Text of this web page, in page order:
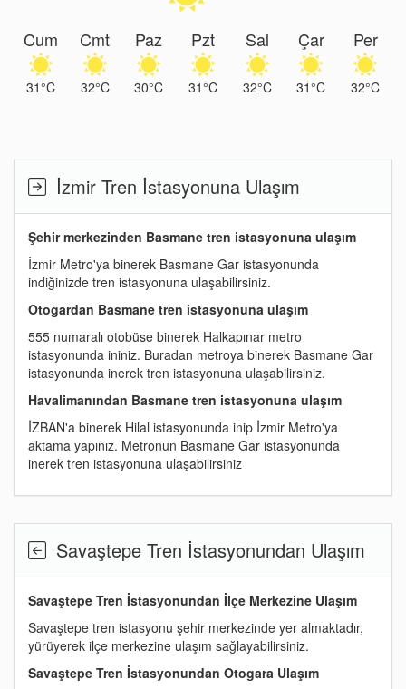
Cum
31°C
Cmt
32°C
Paz
30°C
Pzt
31°C
Sal
32°C
Çar
31°C
Per
32°C
İzmir Tren İstasyonuna Ulaşım
Şehir merkezinden Basmane tren istasyonuna ulaşım
İzmir Metro'ya binerek Basmane Gar istasyonunda
indiğinizde tren istasyonuna ulaşabilirsiniz.
Otogardan Basmane tren istasyonuna ulaşım
555 numaralı otobüse binerek Halkapınar metro
istasyonunda ininiz. Buradan metroya binerek Basmane Gar
istasyonunda inerek tren istasyonuna ulaşabilirsiniz.
Havalimanından Basmane tren istasyonuna ulaşım
İZBAN'a binerek Hilal istasyonunda inip İzmir Metro'ya
aktama yapınız. Metronun Basmane Gar istasyonunda
inerek tren istasyonuna ulaşabilirsiniz
Savaştepe Tren İstasyonundan Ulaşım
Savaştepe Tren İstasyonundan İlçe Merkezine Ulaşım
Savaştepe tren istasyonu şehir merkezinde yer almaktadır,
yürüyerek ilçe merkezine ulaşım sağlayabilirsiniz.
Savaştepe Tren İstasyonundan Otogara Ulaşım